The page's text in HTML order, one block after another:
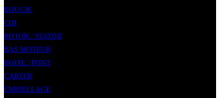
BOUGIE
CDI
ROTOR / STATOR
BAS MOTEUR
BOITE / PONT
CARTER
EMBIELLAGE